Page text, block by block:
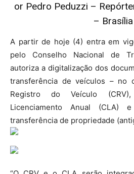
or Pedro Peduzzi –
– Brasília
A partir de hoje (4) entra em
pelo Conselho Nacional de
autoriza a digitalização dos
transferência de veículos – no
Registro do Veículo
Licenciamento Anual (CLA)
transferência de propriedade